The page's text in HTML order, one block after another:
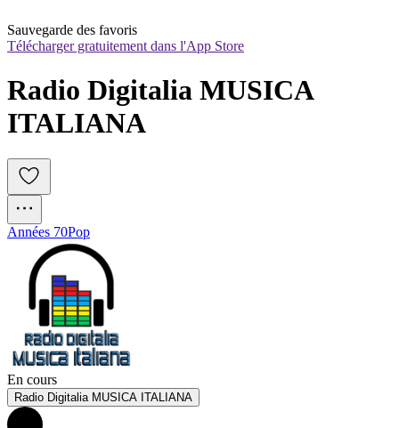
Sauvegarde des favoris
Télécharger gratuitement dans l'App Store
Radio Digitalia MUSICA
ITALIANA
Années 70Pop
En cours
Radio Digitalia MUSICA ITALIANA